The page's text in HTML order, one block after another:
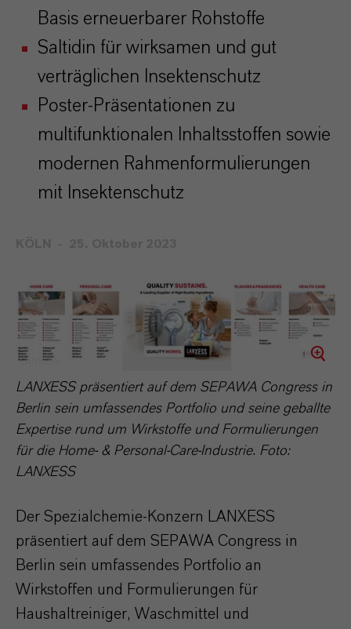
Basis erneuerbarer Rohstoffe
Saltidin für wirksamen und gut
verträglichen Insektenschutz
Poster-Präsentationen zu
multifunktionalen Inhaltsstoffen sowie
modernen Rahmenformulierungen
mit Insektenschutz
LANXESS
LANXESS präsentiert auf dem SEPAWA Congress in
Berlin sein umfassendes Portfolio und seine geballte
Expertise rund um Wirkstoffe und Formulierungen
für die Home- & Personal-Care-Industrie. Foto:
LANXESS
Der Spezialchemie-Konzern LANXESS
präsentiert auf dem SEPAWA Congress in
Berlin sein umfassendes Portfolio an
Wirkstoffen und Formulierungen für
Haushaltreiniger, Waschmittel und